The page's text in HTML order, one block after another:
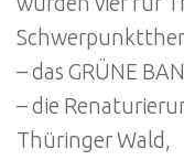
– das GRÜNE
– die
Thüringer Wald,